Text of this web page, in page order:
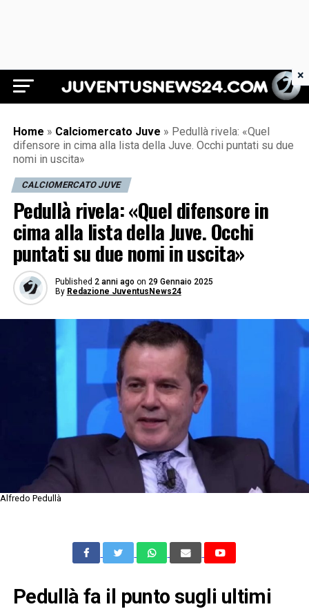
Juventus News 24
Home » Calciomercato Juve » Pedullà rivela: «Quel
difensore in cima alla lista della Juve. Occhi puntati su due
nomi in uscita»
CALCIOMERCATO JUVE
Pedullà rivela: «Quel difensore in
cima alla lista della Juve. Occhi
puntati su due nomi in uscita»
Published 2 anni ago on 29 Gennaio 2025
By Redazione JuventusNews24
Alfredo Pedullà
Pedullà fa il punto sugli ultimi
×